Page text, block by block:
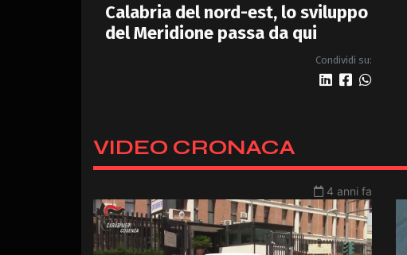
Calabria del nord-est, lo sviluppo
del Meridione passa da qui
Condividi su:
VIDEO CRONACA
4 anni fa